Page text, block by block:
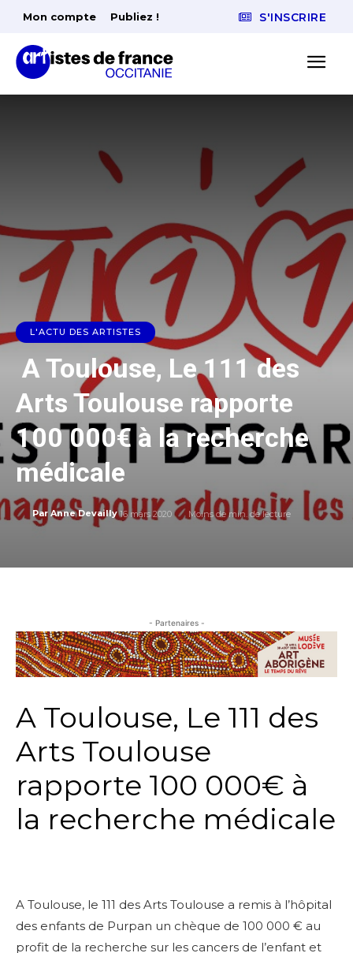
Mon compte Publiez ! S'INSCRIRE
L'ACTU DES ARTISTES
A Toulouse, Le 111 des
Arts Toulouse rapporte
100 000€ à la recherche
médicale
Par Anne Devailly 16 mars 2020 Moins de min. de lecture
- Partenaires -
A Toulouse, Le 111 des
Arts Toulouse
rapporte 100 000€ à
la recherche médicale
A Toulouse, le 111 des Arts Toulouse a remis à l’hôpital
des enfants de Purpan un chèque de 100 000 € au
profit de la recherche sur les cancers de l’enfant et